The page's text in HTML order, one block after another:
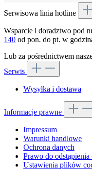
Serwisowa linia hotline
Wsparcie i doradztwo pod
140 od pon. do pt. w
Lub za pośrednictwem
Serwis
Wysyłka i dostawa
Informacje prawne
Impressum
Warunki handlowe
Ochrona danych
Prawo do
Ustawienia plików